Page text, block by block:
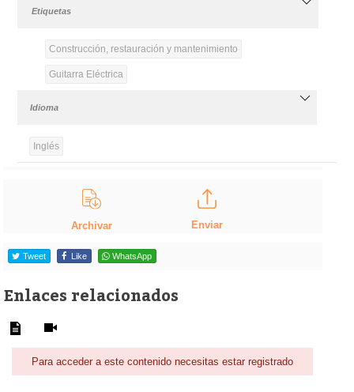
Etiquetas
Construcción, restauración y mantenimiento
Guitarra Eléctrica
Idioma
Inglés
Archivar Enviar
Tweet Like WhatsApp
Enlaces relacionados
Para acceder a este contenido necesitas estar registrado